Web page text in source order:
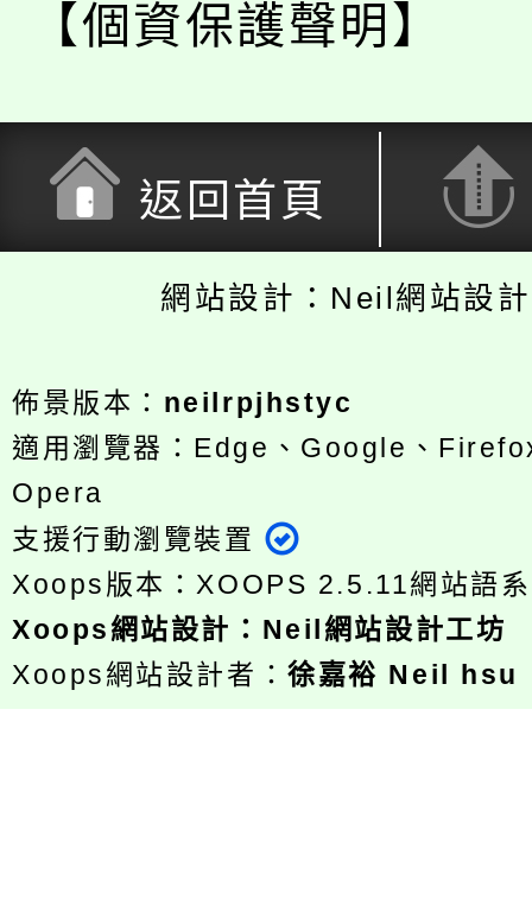
【個資保護聲明】
返回首頁
網站設計：Neil網站設
佈景版本： neilrpjhstyc
適用瀏覽器：Edge、Google、
Opera
支援行動瀏覽裝置
Xoops版本：XOOPS 2.5.11網站語
Xoops網站設計 ： Neil網站設計工坊
Xoops網站設計者：徐嘉裕 Neil hsu